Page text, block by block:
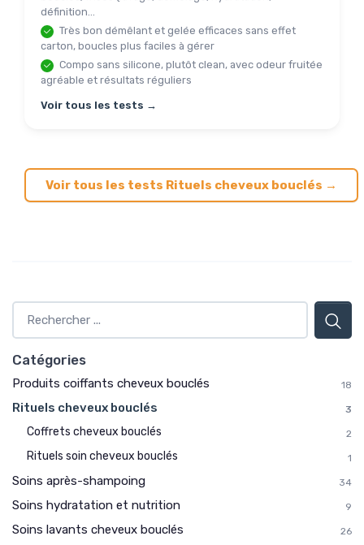
définition...
Très bon démêlant et gelée efficaces sans effet
carton, boucles plus faciles à gérer
Compo sans silicone, plutôt clean, avec odeur fruitée
agréable et résultats réguliers
Voir tous les tests →
Voir tous les tests Rituels cheveux bouclés →
Catégories
Produits coiffants cheveux bouclés 18
Rituels cheveux bouclés 3
Coffrets cheveux bouclés 2
Rituels soin cheveux bouclés 1
Soins après-shampoing 34
Soins hydratation et nutrition 9
Soins lavants cheveux bouclés 26